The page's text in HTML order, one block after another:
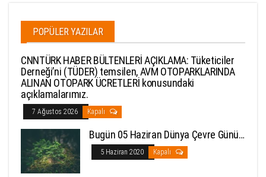
POPÜLER YAZILAR
CNNTÜRK HABER BÜLTENLERİ AÇIKLAMA: Tüketiciler
Derneği’ni (TÜDER) temsilen, AVM OTOPARKLARINDA
ALINAN OTOPARK ÜCRETLERİ konusundaki
açıklamalarımız.
7 Ağustos 2026 Kapalı
Bugün 05 Haziran Dünya Çevre Günü…
5 Haziran 2020 Kapalı